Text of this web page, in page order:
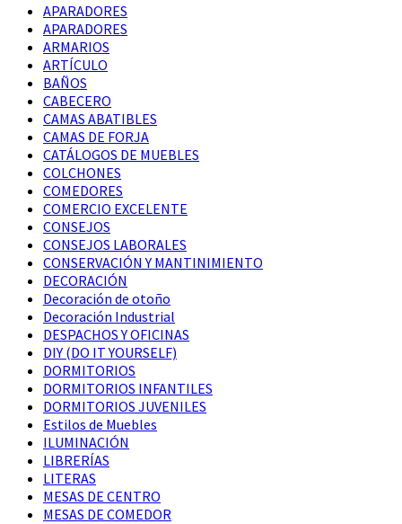
APARADORES
APARADORES
ARMARIOS
ARTÍCULO
BAÑOS
CABECERO
CAMAS ABATIBLES
CAMAS DE FORJA
CATÁLOGOS DE MUEBLES
COLCHONES
COMEDORES
COMERCIO EXCELENTE
CONSEJOS
CONSEJOS LABORALES
CONSERVACIÓN Y MANTINIMIENTO
DECORACIÓN
Decoración de otoño
Decoración Industrial
DESPACHOS Y OFICINAS
DIY (DO IT YOURSELF)
DORMITORIOS
DORMITORIOS INFANTILES
DORMITORIOS JUVENILES
Estilos de Muebles
ILUMINACIÓN
LIBRERÍAS
LITERAS
MESAS DE CENTRO
MESAS DE COMEDOR